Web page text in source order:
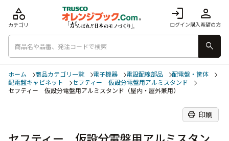
login
ログイン
person
購入希望の方
category
カテゴリ
search
ホーム 商品カテゴリ一覧 電子機器 電設配線部品
配電盤・筐体
配電盤キャビネット
セフティー 仮設分電盤用アルミスタンド
セフティー 仮設分電盤用アルミスタンド（屋内・屋外兼用）
print 印刷